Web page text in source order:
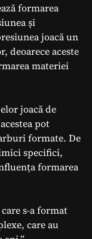
formarea
și
joacă un
deoarece aceste
materiei
joacă de
pot
formate. De
specifici,
formarea
s-a format
care au